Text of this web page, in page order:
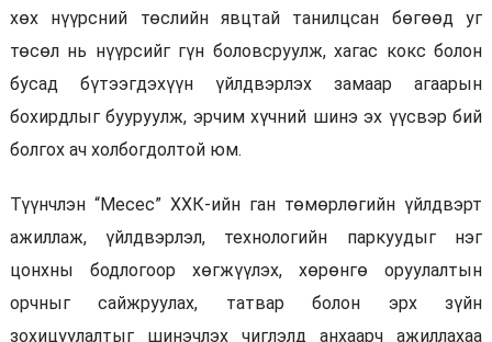
хөх нүүрсний төслийн явцтай танилцсан бөгөөд уг
төсөл нь нүүрсийг гүн боловсруулж, хагас кокс болон
бусад бүтээгдэхүүн үйлдвэрлэх замаар агаарын
бохирдлыг бууруулж, эрчим хүчний шинэ эх үүсвэр бий
болгох ач холбогдолтой юм.
Түүнчлэн “Месес” ХХК-ийн ган төмөрлөгийн үйлдвэрт
ажиллаж, үйлдвэрлэл, технологийн паркуудыг нэг
цонхны бодлогоор хөгжүүлэх, хөрөнгө оруулалтын
орчныг сайжруулах, татвар болон эрх зүйн
зохицуулалтыг шинэчлэх чиглэлд анхаарч ажиллахаа